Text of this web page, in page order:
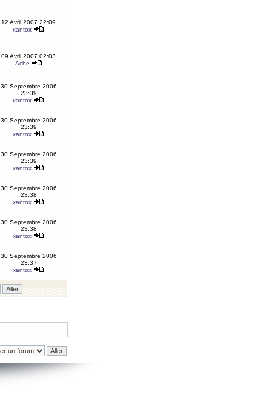
12 Avril 2007 22:09
xantox
09 Avril 2007 02:03
Ache
30 Septembre 2006
23:39
xantox
30 Septembre 2006
23:39
xantox
30 Septembre 2006
23:39
xantox
30 Septembre 2006
23:38
xantox
30 Septembre 2006
23:38
xantox
30 Septembre 2006
23:37
xantox